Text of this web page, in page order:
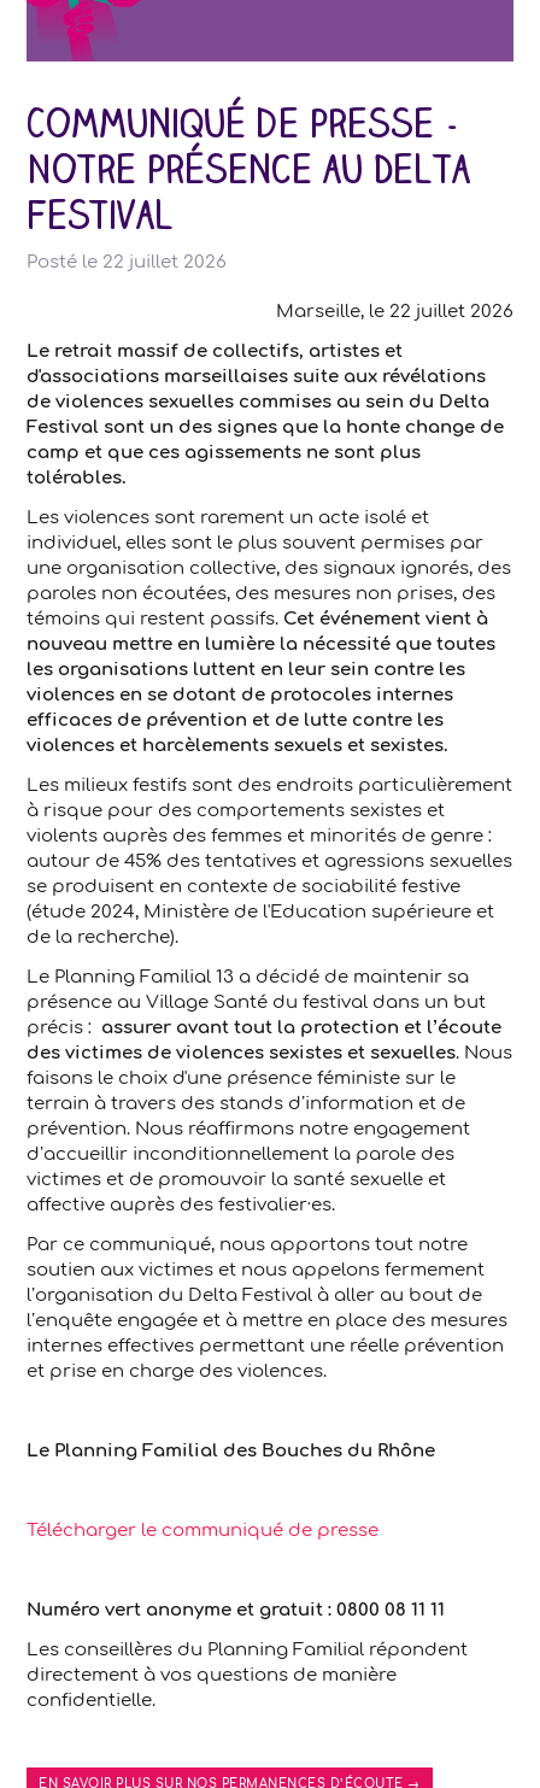
Communiqué de presse -
Notre présence au Delta
Festival
Posté le 22 juillet 2026
Marseille, le 22 juillet 2026
Le retrait massif de collectifs, artistes et
d'associations marseillaises suite aux révélations
de violences sexuelles commises au sein du Delta
Festival sont un des signes que la honte change de
camp et que ces agissements ne sont plus
tolérables.
Les violences sont rarement un acte isolé et
individuel, elles sont le plus souvent permises par
une organisation collective, des signaux ignorés, des
paroles non écoutées, des mesures non prises, des
témoins qui restent passifs. Cet événement vient à
nouveau mettre en lumière la nécessité que toutes
les organisations luttent en leur sein contre les
violences en se dotant de protocoles internes
efficaces de prévention et de lutte contre les
violences et harcèlements sexuels et sexistes.
Les milieux festifs sont des endroits particulièrement
à risque pour des comportements sexistes et
violents auprès des femmes et minorités de genre :
autour de 45% des tentatives et agressions sexuelles
se produisent en contexte de sociabilité festive
(étude 2024, Ministère de l'Education supérieure et
de la recherche).
Le Planning Familial 13 a décidé de maintenir sa
présence au Village Santé du festival dans un but
précis : assurer avant tout la protection et l’écoute
des victimes de violences sexistes et sexuelles. Nous
faisons le choix d'une présence féministe sur le
terrain à travers des stands d’information et de
prévention. Nous réaffirmons notre engagement
d’accueillir inconditionnellement la parole des
victimes et de promouvoir la santé sexuelle et
affective auprès des festivalier·es.
Par ce communiqué, nous apportons tout notre
soutien aux victimes et nous appelons fermement
l’organisation du Delta Festival à aller au bout de
l’enquête engagée et à mettre en place des mesures
internes effectives permettant une réelle prévention
et prise en charge des violences.
Le Planning Familial des Bouches du Rhône
Télécharger le communiqué de presse
Numéro vert anonyme et gratuit :0800 08 11 11
Les conseillères du Planning Familial répondent
directement à vos questions de manière
confidentielle.
EN SAVOIR PLUS SUR NOS PERMANENCES D’ÉCOUTE →